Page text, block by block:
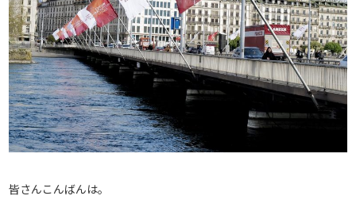
皆さんこんばんは。